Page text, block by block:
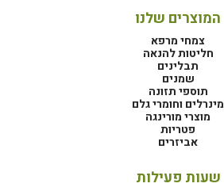
המוצרים שלנו
צמחי מרפא
חליטות להנאה
תבלינים
שמנים
תוספי תזונה
מינרלים וחומרי גלם
מוצרי מורינגה
פטריות
אביזרים
שעות פעילות